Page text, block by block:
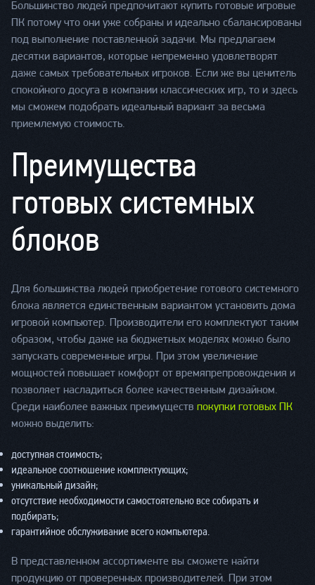
Большинство людей предпочитают купить готовые игровые
ПК потому что они уже собраны и идеально сбалансированы
под выполнение поставленной задачи. Мы предлагаем
десятки вариантов, которые непременно удовлетворят
даже самых требовательных игроков. Если же вы ценитель
спокойного досуга в компании классических игр, то и здесь
мы сможем подобрать идеальный вариант за весьма
приемлемую стоимость.
Преимущества
готовых системных
блоков
Для большинства людей приобретение готового системного
блока является единственным вариантом установить дома
игровой компьютер. Производители его комплектуют таким
образом, чтобы даже на бюджетных моделях можно было
запускать современные игры. При этом увеличение
мощностей повышает комфорт от времяпрепровождения и
позволяет насладиться более качественным дизайном.
Среди наиболее важных преимуществ покупки готовых ПК
можно выделить:
доступная стоимость;
идеальное соотношение комплектующих;
уникальный дизайн;
отсутствие необходимости самостоятельно все собирать и
подбирать;
гарантийное обслуживание всего компьютера.
В представленном ассортименте вы сможете найти
продукцию от проверенных производителей. При этом